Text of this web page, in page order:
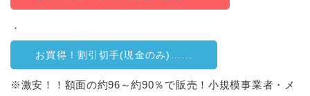
．
お買得！割引切手(現金のみ)......
※激安！！額面の約96～約90％で販売！小規模事業者・メ